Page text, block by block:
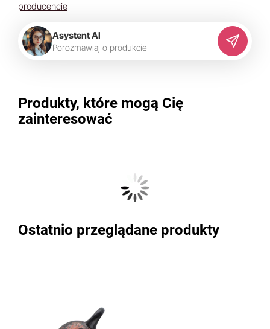
producencie
Asystent AI
Porozmawiaj o produkcie
Produkty, które mogą Cię
zainteresować
Ostatnio przeglądane produkty